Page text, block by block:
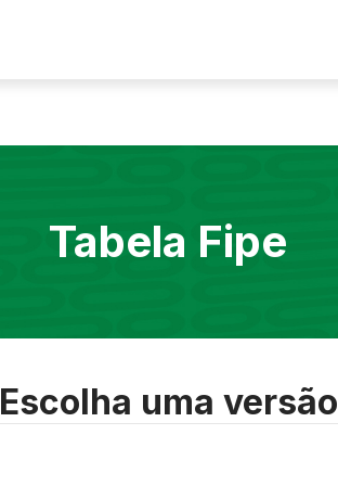
Tabela Fipe
Escolha uma versão